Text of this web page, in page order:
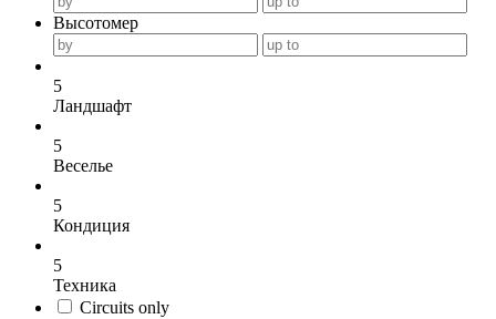
Высотомер
5
Ландшафт
5
Веселье
5
Кондиция
5
Техника
Circuits only